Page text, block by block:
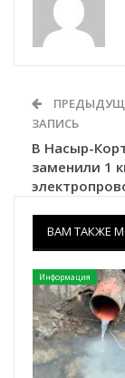
ЗАПИСЬ
В Насыр-
заменили 1
ВАМ ТАКЖЕ
Информация